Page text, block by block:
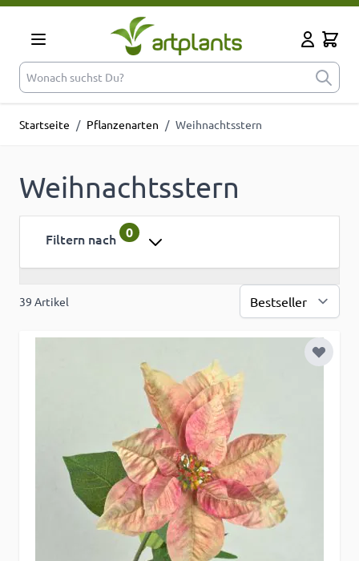
Zum Inhalt springen
Cart
Startseite / Pflanzenarten / Weihnachtsstern
Weihnachtsstern
Filtern nach 0
39 Artikel
Zur